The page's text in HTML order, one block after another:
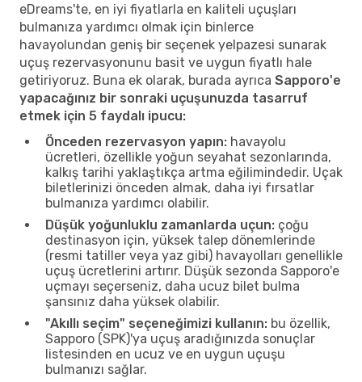
eDreams'te, en iyi fiyatlarla en kaliteli uçuşları
bulmanıza yardımcı olmak için binlerce
havayolundan geniş bir seçenek yelpazesi sunarak
uçuş rezervasyonunu basit ve uygun fiyatlı hale
getiriyoruz. Buna ek olarak, burada ayrıca Sapporo'e
yapacağınız bir sonraki uçuşunuzda tasarruf
etmek için 5 faydalı ipucu:
Önceden rezervasyon yapın: havayolu
ücretleri, özellikle yoğun seyahat sezonlarında,
kalkış tarihi yaklaştıkça artma eğilimindedir. Uçak
biletlerinizi önceden almak, daha iyi fırsatlar
bulmanıza yardımcı olabilir.
Düşük yoğunluklu zamanlarda uçun: çoğu
destinasyon için, yüksek talep dönemlerinde
(resmi tatiller veya yaz gibi) havayolları genellikle
uçuş ücretlerini artırır. Düşük sezonda Sapporo'e
uçmayı seçerseniz, daha ucuz bilet bulma
şansınız daha yüksek olabilir.
"Akıllı seçim" seçeneğimizi kullanın: bu özellik,
Sapporo (SPK)'ya uçuş aradığınızda sonuçlar
listesinden en ucuz ve en uygun uçuşu
bulmanızı sağlar.